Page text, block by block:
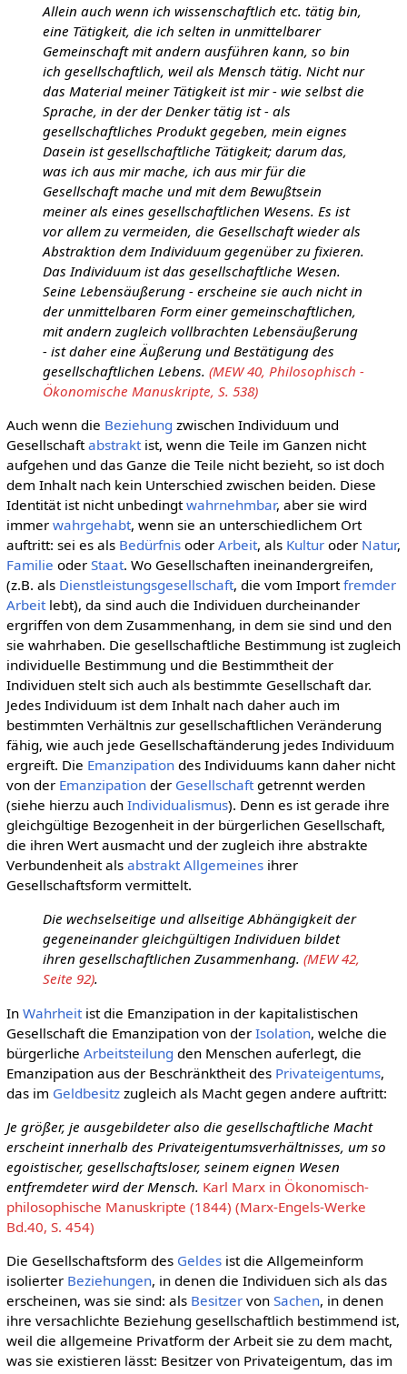
Allein auch wenn ich wissenschaftlich etc. tätig bin,
eine Tätigkeit, die ich selten in unmittelbarer
Gemeinschaft mit andern ausführen kann, so bin
ich gesellschaftlich, weil als Mensch tätig. Nicht nur
das Material meiner Tätigkeit ist mir - wie selbst die
Sprache, in der der Denker tätig ist - als
gesellschaftliches Produkt gegeben, mein eignes
Dasein ist gesellschaftliche Tätigkeit; darum das,
was ich aus mir mache, ich aus mir für die
Gesellschaft mache und mit dem Bewußtsein
meiner als eines gesellschaftlichen Wesens. Es ist
vor allem zu vermeiden, die Gesellschaft wieder als
Abstraktion dem Individuum gegenüber zu fixieren.
Das Individuum ist das gesellschaftliche Wesen.
Seine Lebensäußerung - erscheine sie auch nicht in
der unmittelbaren Form einer gemeinschaftlichen,
mit andern zugleich vollbrachten Lebensäußerung
- ist daher eine Äußerung und Bestätigung des
gesellschaftlichen Lebens. (MEW 40, Philosophisch -
Ökonomische Manuskripte, S. 538)
Auch wenn die Beziehung zwischen Individuum und
Gesellschaftabstraktist, wenn die Teile im Ganzen nicht
aufgehen und das Ganze die Teile nicht bezieht, so ist doch
dem Inhalt nach kein Unterschied zwischen beiden. Diese
Identität ist nicht unbedingtwahrnehmbar, aber sie wird
immer wahrgehabt, wenn sie an unterschiedlichem Ort
auftritt: sei es als Bedürfnisoder Arbeit, als Kulturoder Natur,
Familie oder Staat. Wo Gesellschaften ineinandergreifen,
(z.B. als Dienstleistungsgesellschaft, die vom Importfremder
Arbeitlebt), da sind auch die Individuen durcheinander
ergriffen von dem Zusammenhang, in dem sie sind und den
sie wahrhaben. Die gesellschaftliche Bestimmung ist zugleich
individuelle Bestimmung und die Bestimmtheit der
Individuen stelt sich auch als bestimmte Gesellschaft dar.
Jedes Individuum ist dem Inhalt nach daher auch im
bestimmten Verhältnis zur gesellschaftlichen Veränderung
fähig, wie auch jede Gesellschaftänderung jedes Individuum
ergreift. Die Emanzipationdes Individuums kann daher nicht
von der Emanzipationder Gesellschaftgetrennt werden
(siehe hierzu auch Individualismus). Denn es ist gerade ihre
gleichgültige Bezogenheit in der bürgerlichen Gesellschaft,
die ihren Wert ausmacht und der zugleich ihre abstrakte
Verbundenheit als abstrakt Allgemeinesihrer
Gesellschaftsform vermittelt.
Die wechselseitige und allseitige Abhängigkeit der
gegeneinander gleichgültigen Individuen bildet
ihren gesellschaftlichen Zusammenhang. (MEW 42,
Seite 92).
In Wahrheitist die Emanzipation in der kapitalistischen
Gesellschaft die Emanzipation von der Isolation, welche die
bürgerliche Arbeitsteilung den Menschen auferlegt, die
Emanzipation aus der Beschränktheit des Privateigentums,
das im Geldbesitzzugleich als Macht gegen andere auftritt:
Je größer, je ausgebildeter also die gesellschaftliche Macht
erscheint innerhalb des Privateigentumsverhältnisses, um so
egoistischer, gesellschaftsloser, seinem eignen Wesen
entfremdeter wird der Mensch. Karl Marx in Ökonomisch-
philosophische Manuskripte (1844) (Marx-Engels-Werke
Bd.40, S. 454)
Die Gesellschaftsform des Geldesist die Allgemeinform
isolierter Beziehungen, in denen die Individuen sich als das
erscheinen, was sie sind: als Besitzervon Sachen, in denen
ihre versachlichte Beziehung gesellschaftlich bestimmend ist,
weil die allgemeine Privatform der Arbeit sie zu dem macht,
was sie existieren lässt: Besitzer von Privateigentum, das im